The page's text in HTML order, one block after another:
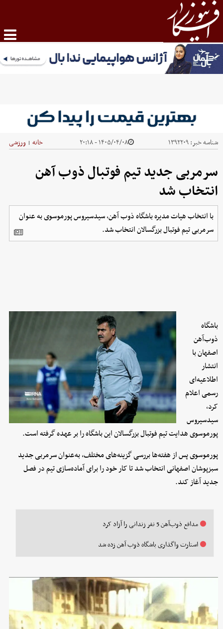
شناسه خبر:۱۳۹۲۲۰۹ ۱۴۰۵/۰۴/۰۸ - ۲۰:۱۸ خانه | ورزشی
سرمربی جدید تیم فوتبال ذوب آهن
انتخاب شد
با انتخاب هیات مدیره باشگاه ذوب آهن، سیدسیروس پورموسوی به عنوان
سرمربی تیم فوتبال بزرگسالان انتخاب شد.
باشگاه
ذوب‌آهن
اصفهان با
انتشار
اطلاعیه‌ای
رسمی اعلام
کرد،
سیدسیروس
پورموسوی هدایت تیم فوتبال بزرگسالان این باشگاه را بر عهده گرفته است.
پورموسوی پس از هفته‌ها بررسی گزینه‌های مختلف، به‌عنوان سرمربی جدید
سبزپوشان اصفهانی انتخاب شد تا کار خود را برای آماده‌سازی تیم در فصل
جدید آغاز کند.
مدافع ذوب‌آهن 5 نفر زندانی را آزاد کرد
استارت واگذاری باشگاه ذوب آهن زده شد